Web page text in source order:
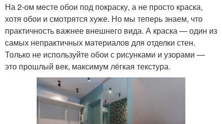
На 2-ом месте обои под покраску, а не просто краска,
хотя обои и смотрятся хуже. Но мы теперь знаем, что
практичность важнее внешнего вида. А краска — один из
самых непрактичных материалов для отделки стен.
Только не используйте обои с рисунками и узорами —
это прошлый век, максимум лёгкая текстура.